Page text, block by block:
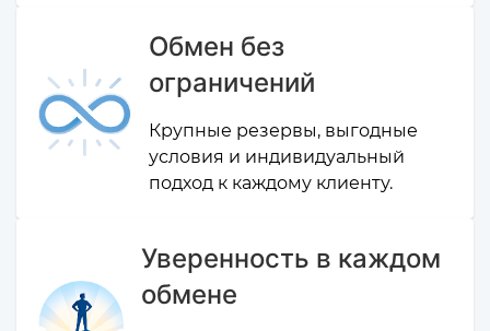
Обмен без
ограничений
Крупные резервы, выгодные
условия и индивидуальный
подход к каждому клиенту.
Уверенность в каждом
обмене